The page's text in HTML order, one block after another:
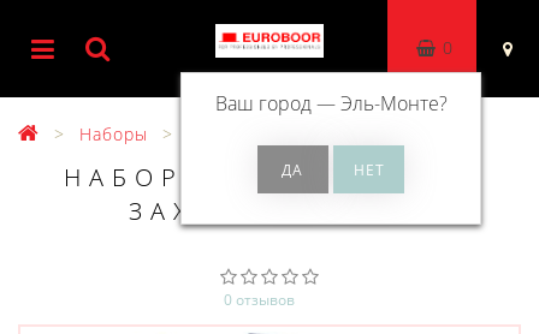
Ваш город —Эль-Монте?
0
Наборы
НАБОР ИЗ 5 ШАРОШЕК
ЗАХВАТ Ø 6 MM
0 отзывов